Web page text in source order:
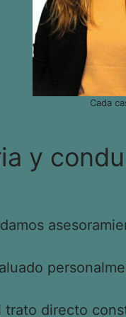
Cada
y
trato directo